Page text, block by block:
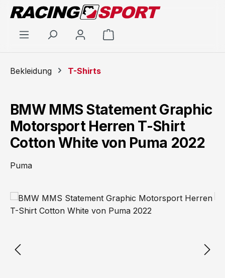
Zum Hauptinhalt springen
Warenkorb enthält 0
Bekleidung T-Shirts
BMW MMS Statement Graphic
Motorsport Herren T-Shirt
Cotton White von Puma 2022
Puma
Bildergalerie überspringen